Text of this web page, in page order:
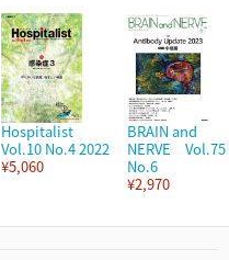
Hospitalist
Vol.10 No.4 2022
¥5,060
BRAIN and
NERVE Vol.75
No.6
¥2,970